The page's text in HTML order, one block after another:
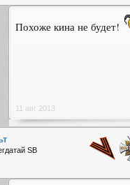
Похоже кина не будет!
11 авг 2013
SB